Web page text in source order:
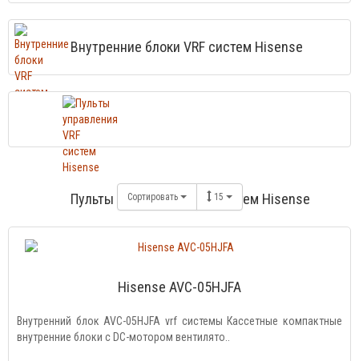
Внутренние блоки VRF систем Hisense
Пульты управления VRF систем Hisense
Сортировать 15
Hisense AVC-05HJFA
Внутренний блок AVC-05HJFA vrf системы Кассетные компактные
внутренние блоки с DC-мотором вентилято..